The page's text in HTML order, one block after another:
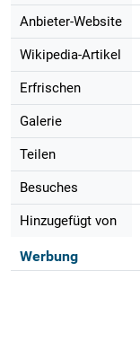
Anbieter-Website
Wikipedia-Artikel
Erfrischen
Galerie
Teilen
Besuches
Hinzugefügt von
Werbung